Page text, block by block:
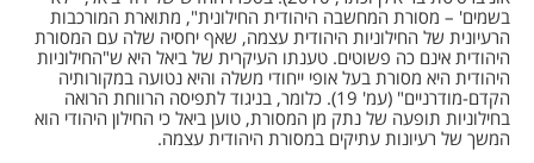
בשמים' – מסורת המחשבה היהודית החילונית", מתוארת המורכבות
הרעיונית של החילוניות היהודית עצמה, שאף יחסיה שלה עם המסורת
היהודית אינם כה פשוטים. טענתו העיקרית של ביאל היא ש"החילוניות
היהודית היא מסורת בעל אופי ייחודי משלה והיא נטועה במקורותיה
הקדם-מודרניים" (עמ' 19). כלומר, בניגוד לתפיסה הרווחת הרואה
בחילוניות תופעה של נתק מן המסורת, טוען ביאל כי החילון היהודי הוא
המשך של רעיונות עתיקים במסורת היהודית עצמה.